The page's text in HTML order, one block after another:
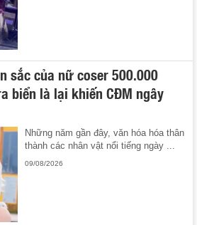
sắc của nữ coser 500.000
biển là lại khiến CĐM ngây
Những năm gần đây, văn hóa hóa thân
thành các nhân vật nổi tiếng ngày ...
09/08/2026